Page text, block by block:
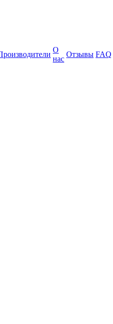
О
нас
Отзывы FAQ